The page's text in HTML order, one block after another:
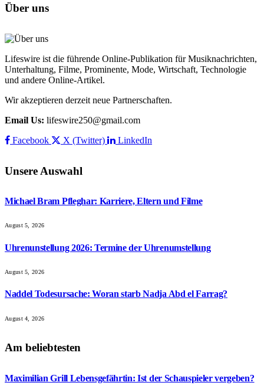
Über uns
Lifeswire ist die führende Online-Publikation für Musiknachrichten,
Unterhaltung, Filme, Prominente, Mode, Wirtschaft, Technologie
und andere Online-Artikel.
Wir akzeptieren derzeit neue Partnerschaften.
Email Us: lifeswire250@gmail.com
Facebook
X (Twitter) LinkedIn
Unsere Auswahl
Michael Bram Pfleghar: Karriere, Eltern und Filme
August 5, 2026
Uhrenunstellung 2026: Termine der Uhrenumstellung
August 5, 2026
Naddel Todesursache: Woran starb Nadja Abd el Farrag?
August 4, 2026
Am beliebtesten
Maximilian Grill Lebensgefährtin: Ist der Schauspieler vergeben?